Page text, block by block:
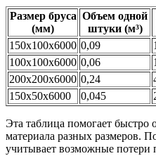
Размер бруса
(мм)
Объем одной
штуки (м³)
150х100х6000 0,09
100х100х6000 0,06
200х200х6000 0,24
150х50х6000
0,045
Эта таблица помогает быстро
материала разных размеров.
учитывает возможные потери